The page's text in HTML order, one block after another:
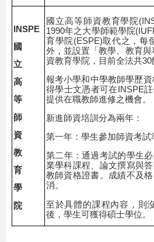
INSPE
國
立
高
等
師
資
教
育
學
院
國立高等師資教育學院
1990年之大學師範學院
育學院(ESPE)取代之，每
外，並設置「教學、教育
資教育學院，目前全法共30
報考小學和中學教師學歷
得學士文憑者可在INSPE
提供在職教師進修之機會。
新進師資培訓分為兩年：
第一年：學生參加師資考
第二年：通過考試的學生
業學科課程、論文撰寫與
教師資格證書。成績不及
消。
至於具體的課程內容，則
後，學生可獲得碩士學位。